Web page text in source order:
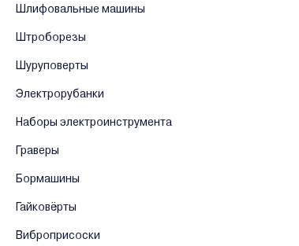
Шлифовальные машины
Штроборезы
Шуруповерты
Электрорубанки
Наборы электроинструмента
Граверы
Бормашины
Гайковёрты
Виброприсоски